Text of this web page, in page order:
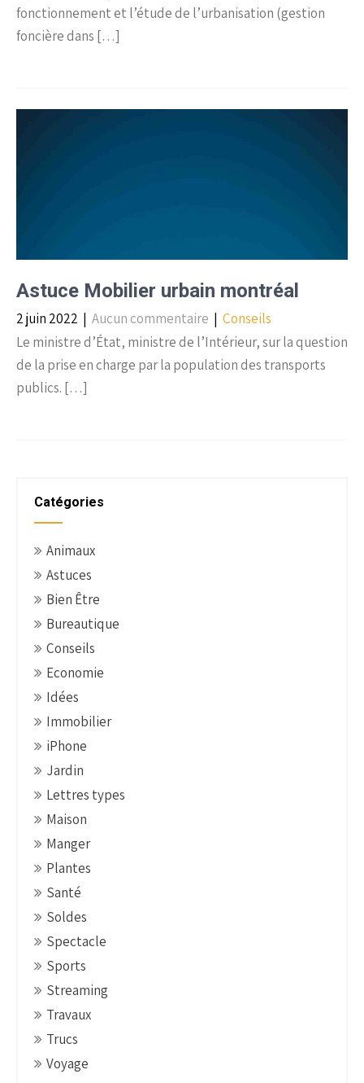
fonctionnement et l’étude de l’urbanisation (gestion
foncière dans […]
Astuce Mobilier urbain montréal
2 juin 2022 | Aucun commentaire | Conseils
Le ministre d’État, ministre de l’Intérieur, sur la question
de la prise en charge par la population des transports
publics. […]
Catégories
Animaux
Astuces
Bien Être
Bureautique
Conseils
Economie
Idées
Immobilier
iPhone
Jardin
Lettres types
Maison
Manger
Plantes
Santé
Soldes
Spectacle
Sports
Streaming
Travaux
Trucs
Voyage